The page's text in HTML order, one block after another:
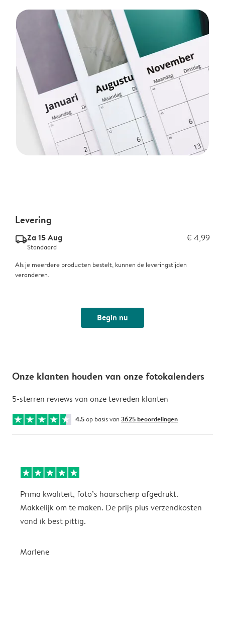
Levering
delivery_standard_v2Za 15 Aug € 4,99
Standaard
Als je meerdere producten bestelt, kunnen de leveringstijden
veranderen.
Begin nu
Onze klanten houden van onze fotokalenders
5-sterren reviews van onze tevreden klanten
4.5op basis van 3625 beoordelingen
Prima kwaliteit, foto’s haarscherp afgedrukt.
Makkelijk om te maken. De prijs plus verzendkosten
vond ik best pittig.
Marlene